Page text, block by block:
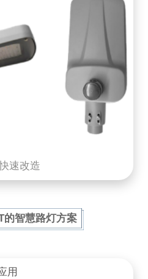
速改造
的智慧路灯方案
用